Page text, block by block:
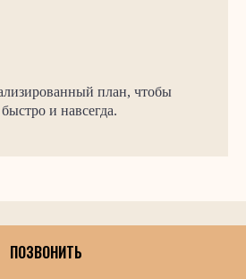
ПОЗВОНИТЬ
план, чтобы
и навсегда.